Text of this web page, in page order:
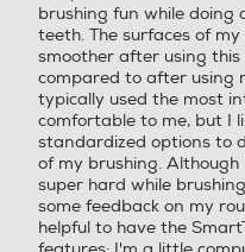
brushing fun while doing
teeth. The surfaces of
smoother after using
compared to after using
typically used the most
comfortable to me, but I
standardized options to
of my brushing.
super hard while
some feedback on my
helpful to have the